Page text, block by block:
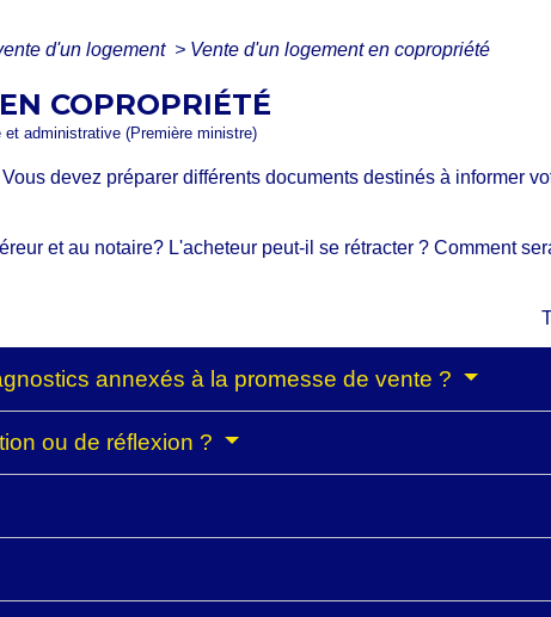
d'un logement > Vente d'un logement en copropriété
COPROPRIÉTÉ
administrative (Première ministre)
devez préparer différents documents destinés à informer
et au notaire? L'acheteur peut-il se rétracter ? Comment
annexés à la promesse de vente ?
ou de réflexion ?